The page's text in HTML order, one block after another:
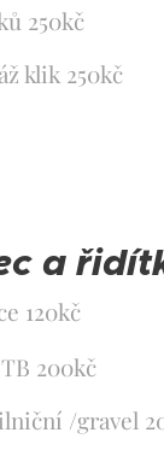
250kč
klik 250kč
a
120kč
200kč
/gravel